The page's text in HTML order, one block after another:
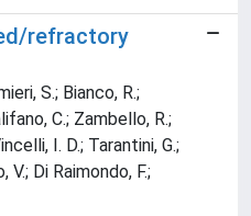
refractory
S.; Bianco, R.;
C.; Zambello, R.;
I. D.; Tarantini, G.;
Di Raimondo, F.;